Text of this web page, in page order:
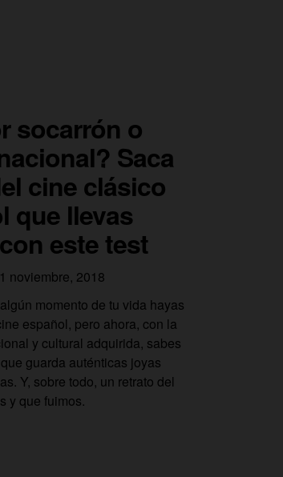
socarrón o
Saca
cine clásico
que llevas
este test
noviembre, 2018
momento de tu vida hayas
español, pero ahora, con la
y cultural adquirida, sabes
guarda auténticas joyas
Y, sobre todo, un retrato del
y que fuimos.